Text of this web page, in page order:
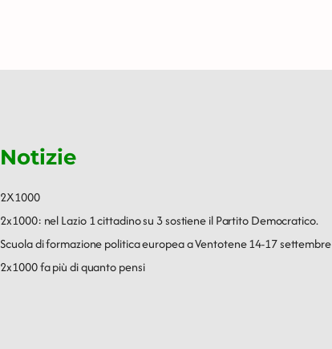
Notizie
2X1000
2x1000: nel Lazio 1 cittadino su 3 sostiene il Partito Democratico.
Scuola di formazione politica europea a Ventotene 14-17 settembre
2x1000 fa più di quanto pensi